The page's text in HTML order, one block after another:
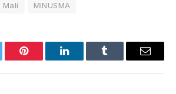
Mali MINUSMA
Pinterest LinkedInTumblr Email